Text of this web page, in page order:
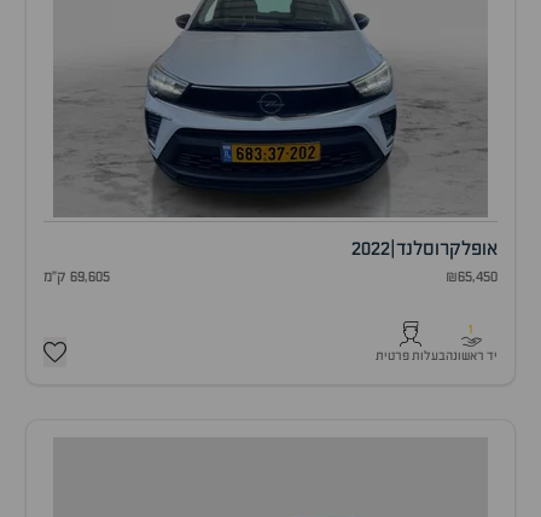
אופלקרוסלנד 2022
₪65,450 69,605 ק"מ
1
יד ראשונהבעלות פרטית